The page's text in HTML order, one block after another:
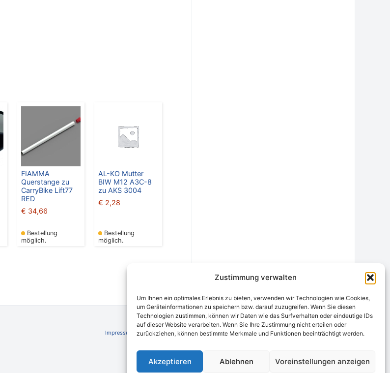
Zustimmung verwalten
Um Ihnen ein optimales Erlebnis zu bieten, verwenden wir Technologien wie Cookies,
um Geräteinformationen zu speichern bzw. darauf zuzugreifen. Wenn Sie diesen
Technologien zustimmen, können wir Daten wie das Surfverhalten oder eindeutige IDs
auf dieser Website verarbeiten. Wenn Sie Ihre Zustimmung nicht erteilen oder
zurückziehen, können bestimmte Merkmale und Funktionen beeinträchtigt werden.
Akzeptieren Ablehnen Voreinstellungen anzeigen
FIAMMA
Querstange zu
CarryBike Lift77
RED
€ 34,66
Bestellung
möglich.
AL-KO Mutter
BIW M12 A3C-8
zu AKS 3004
€ 2,28
Bestellung
möglich.
Impressum AGB Schlichtungsstelle Widerrufsrecht und Formular
Datenschutzerklärung